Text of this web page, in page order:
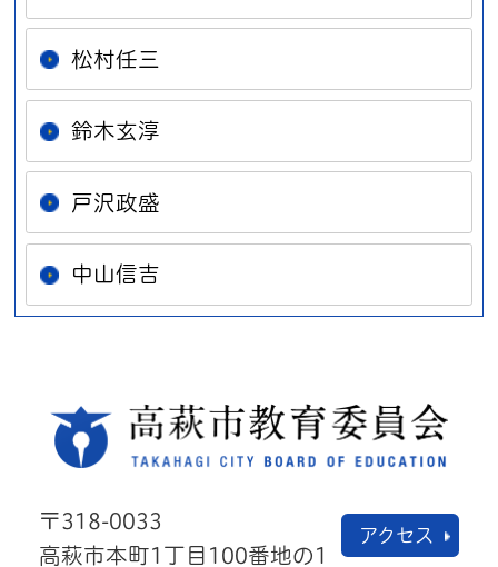
松村任三
鈴木玄淳
戸沢政盛
中山信吉
〒318-0033
高萩市本町1丁目100番地の1
アクセス